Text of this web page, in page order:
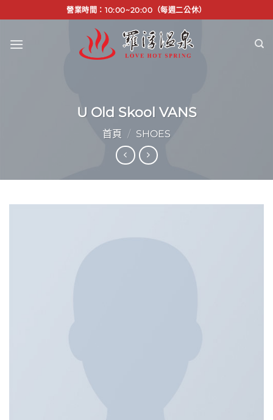
to
content
營業時間：10:00~20:00（每週二公休）
U Old Skool VANS
首頁 / SHOES